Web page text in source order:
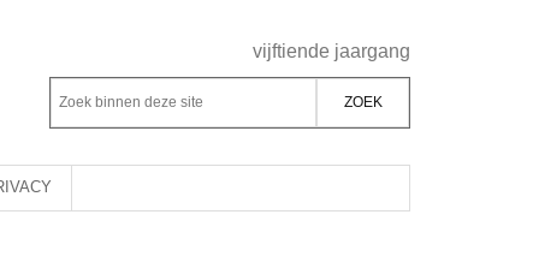
Rechts
vijftiende jaargang
Z
o
e
k
Z
o
k
b